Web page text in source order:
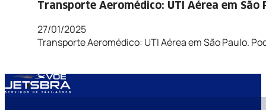
Transporte Aeromédico: UTI Aérea em São
27/01/2025
Transporte Aeromédico: UTI Aérea em São Paulo.